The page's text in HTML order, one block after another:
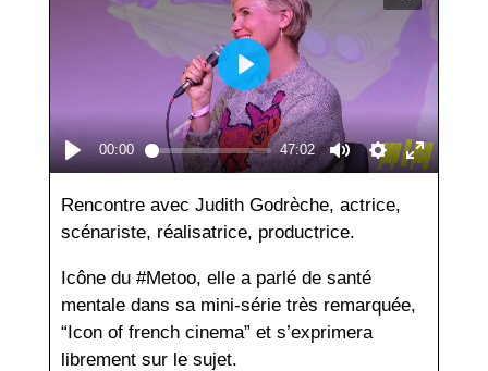
Rencontre avec Judith Godrèche, actrice,
scénariste, réalisatrice, productrice.
Icône du #Metoo, elle a parlé de santé
mentale dans sa mini-série très remarquée,
“Icon of french cinema” et s’exprimera
librement sur le sujet.